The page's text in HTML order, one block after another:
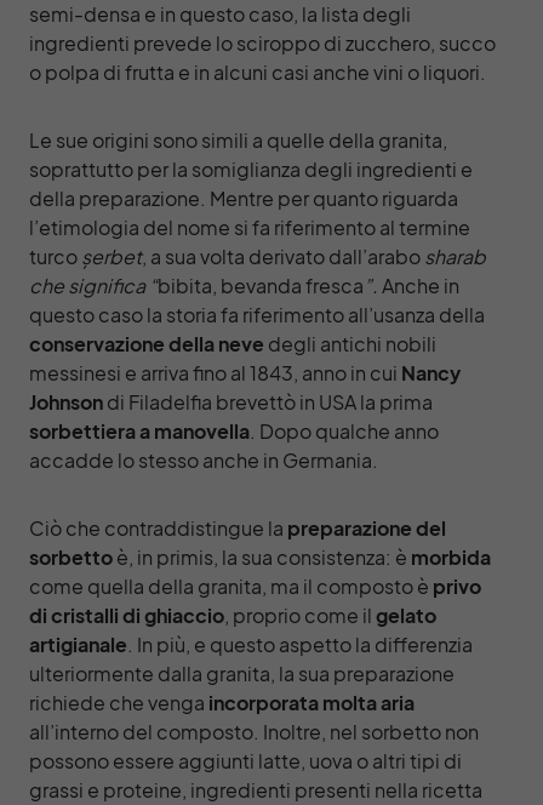
semi-densa e in questo caso, la lista degli
ingredienti prevede lo sciroppo di zucchero, succo
o polpa di frutta e in alcuni casi anche vini o liquori.
Le sue origini sono simili a quelle della granita,
soprattutto per la somiglianza degli ingredienti e
della preparazione. Mentre per quanto riguarda
l’etimologia del nome si fa riferimento al termine
turcoșerbet, a sua volta derivato dall’arabosharab
che significa “bibita, bevanda fresca”. Anche in
questo caso la storia fa riferimento all’usanza della
conservazione della neve degli antichi nobili
messinesi e arriva fino al 1843, anno in cui Nancy
Johnsondi Filadelfia brevettò in USA la prima
sorbettieraamanovella . Dopo qualche anno
accadde lo stesso anche in Germania.
Ciò che contraddistingue la preparazione del
sorbettoè, in primis, la sua consistenza: è morbida
come quella della granita, ma il composto è privo
di cristalli di ghiaccio , proprio come ilgelato
artigianale . In più, e questo aspetto la differenzia
ulteriormente dalla granita, la sua preparazione
richiede che venga incorporata molta aria
all’interno del composto. Inoltre, nel sorbetto non
possono essere aggiunti latte, uova o altri tipi di
grassi e proteine, ingredienti presenti nella ricetta